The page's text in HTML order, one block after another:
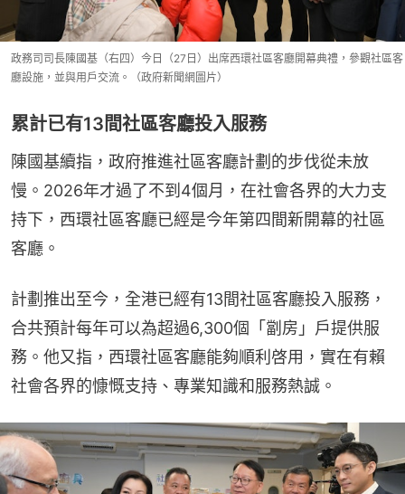
政務司司長陳國基（右四）今日（27日）出席西環社區客廳開幕典禮，參觀社區客
廳設施，並與用戶交流。（政府新聞網圖片）
累計已有13間社區客廳投入服務
陳國基續指，政府推進社區客廳計劃的步伐從未放
慢。2026年才過了不到4個月，在社會各界的大力支
持下，西環社區客廳已經是今年第四間新開幕的社區
客廳。
計劃推出至今，全港已經有13間社區客廳投入服務，
合共預計每年可以為超過6,300個「劏房」戶提供服
務。他又指，西環社區客廳能夠順利啓用，實在有賴
社會各界的慷慨支持、專業知識和服務熱誠。